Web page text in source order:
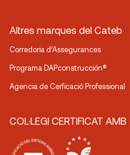
Altres marques del Cateb
Corredoria d’Assegurances
Programa DAPconstrucción®
Agencia de Cerficació Professional
COL·LEGI CERTIFICAT AMB